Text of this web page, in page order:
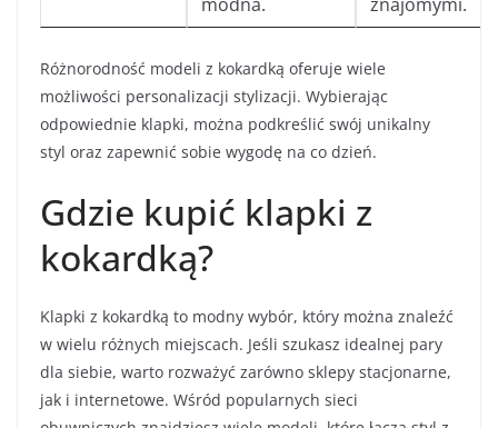
Różnorodność modeli z kokardką oferuje wiele
możliwości personalizacji stylizacji. Wybierając
odpowiednie klapki, można podkreślić swój unikalny
styl oraz zapewnić sobie wygodę na co dzień.
Gdzie kupić klapki z
kokardką?
Klapki z kokardką to modny wybór, który można znaleźć
w wielu różnych miejscach. Jeśli szukasz idealnej pary
dla siebie, warto rozważyć zarówno sklepy stacjonarne,
jak i internetowe. Wśród popularnych sieci